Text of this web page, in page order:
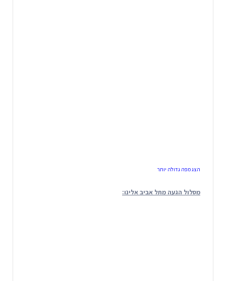
הצג מפה גדולה יותר
מסלול הגעה מתל אביב אלינו: